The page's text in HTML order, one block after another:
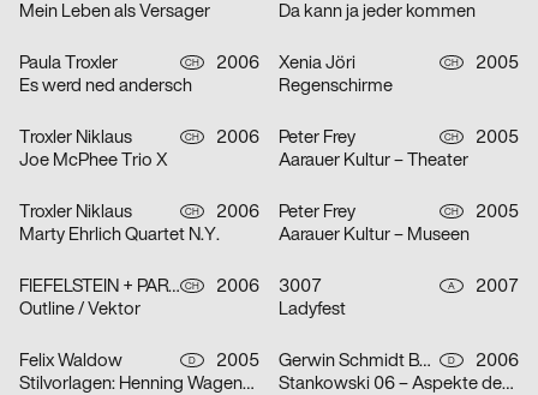
Mein Leben als Versager
Da kann ja jeder kommen
Paula Troxler CH
2006
Es werd ned andersch
Xenia Jöri CH
2005
Regenschirme
Troxler Niklaus CH
2006
Joe McPhee Trio X
Peter Frey CH
2005
Aarauer Kultur – Theater
Troxler Niklaus CH
2006
Marty Ehrlich Quartet N.Y.
Peter Frey CH
2005
Aarauer Kultur – Museen
FIEFELSTEIN + PARTNER – BUREAU FÜR VISUELLE KOMMUNIKATION CH
2006
Outline / Vektor
3007 A
2007
Ladyfest
Felix Waldow D
2005
Stilvorlagen: Henning Wagenbreth
Gerwin Schmidt Büro für visuelle Gestaltung D
2006
Stankowski 06 – Aspekte des Gesamtwerks